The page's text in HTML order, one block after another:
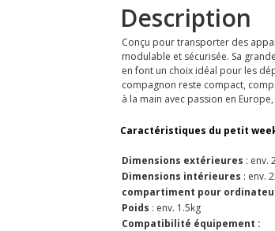
Description
Conçu pour transporter des
modulable et sécurisée. Sa
en font un choix idéal pour les
compagnon reste compact,
à la main avec passion en Europe,
Caractéristiques du petit
Dimensions extérieures : env.
Dimensions intérieures : env.
compartiment pour
Poids : env. 1.5kg
Compatibilité équipement :